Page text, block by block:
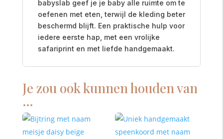
babyslab geef je je baby alle ruimte om te
oefenen met eten, terwijl de kleding beter
beschermd blijft. Een praktische hulp voor
iedere eerste hap, met een vrolijke
safariprint en met liefde handgemaakt.
Je zou ook kunnen houden van
…